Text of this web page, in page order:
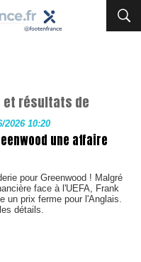
et résultats de
2026 10:20
une affaire
pour Greenwood ! Malgré
face à l'UEFA, Frank
un prix ferme pour l'Anglais.
détails.